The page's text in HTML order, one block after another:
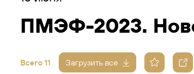
ПМЭФ-2023.
Всего 11 Загрузить все